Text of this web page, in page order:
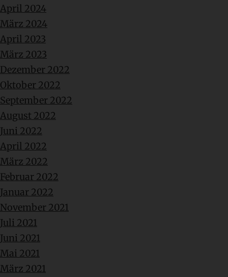
April 2024
März 2024
April 2023
März 2023
Dezember 2022
Oktober 2022
September 2022
August 2022
Juni 2022
April 2022
März 2022
Februar 2022
Januar 2022
November 2021
Juli 2021
Juni 2021
Mai 2021
März 2021